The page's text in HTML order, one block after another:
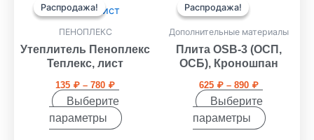
Распродажа!
Распродажа!
ПЕНОПЛЕКС
Утеплитель Пеноплекс
Теплекс, лист
135 ₽ – 780 ₽
135 ₽
Выберите
параметры
товар
имеет
несколько
вариаций.
можно
выбрать
на
Распродажа!
Распродажа!
Дополнительные материалы
Плита OSB-3 (ОСП,
ОСБ), Кроношпан
625 ₽ – 890 ₽
890 ₽
Выберите
параметры
товар
несколько
вариаций.
можно
выбрать
на